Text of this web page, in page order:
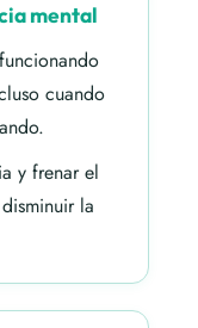
mental
cuando
y frenar el
la